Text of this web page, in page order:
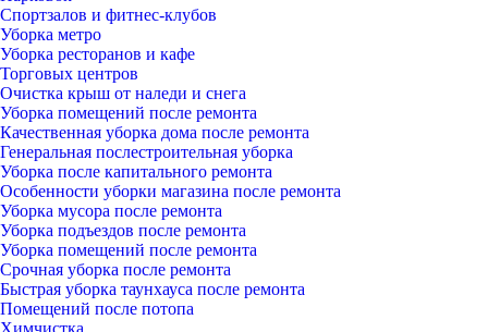
Спортзалов и фитнес-клубов
Уборка метро
Уборка ресторанов и кафе
Торговых центров
Очистка крыш от наледи и снега
Уборка помещений после ремонта
Качественная уборка дома после ремонта
Генеральная послестроительная уборка
Уборка после капитального ремонта
Особенности уборки магазина после ремонта
Уборка мусора после ремонта
Уборка подъездов после ремонта
Уборка помещений после ремонта
Срочная уборка после ремонта
Быстрая уборка таунхауса после ремонта
Помещений после потопа
Химчистка